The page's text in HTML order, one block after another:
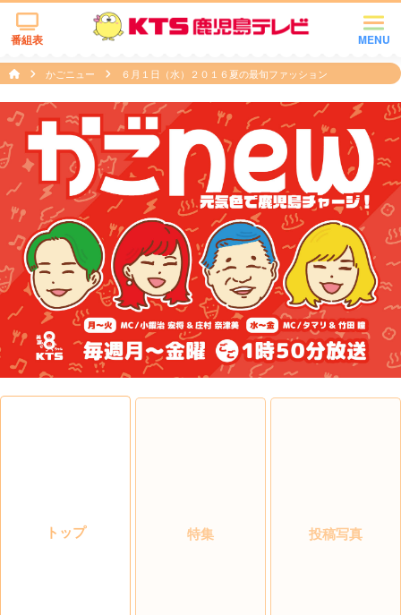
MENU
番組表
かごニュー ６月１日（水）２０１６夏の最旬ファッション
トップ 特集 投稿写真